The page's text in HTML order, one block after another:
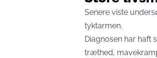
Senere viste
tyktarmen.
Diagnosen har haft
træthed,